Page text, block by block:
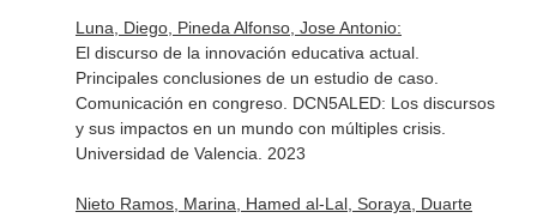
Luna, Diego, Pineda Alfonso, Jose Antonio:
El discurso de la innovación educativa actual.
Principales conclusiones de un estudio de caso.
Comunicación en congreso. DCN5ALED: Los discursos
y sus impactos en un mundo con múltiples crisis.
Universidad de Valencia. 2023
Nieto Ramos, Marina, Hamed al-Lal, Soraya, Duarte